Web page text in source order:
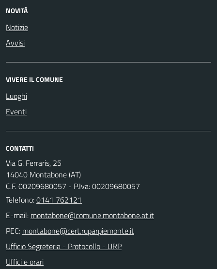
NOVITÀ
Notizie
Avvisi
VIVERE IL COMUNE
Luoghi
Eventi
CONTATTI
Via G. Ferraris, 25
14040 Montabone (AT)
C.F. 00209680057 - P.Iva: 00209680057
Telefono:0141 762121
E-mail:
PEC:
Ufficio Segreteria - Protocollo - URP
Uffici e orari